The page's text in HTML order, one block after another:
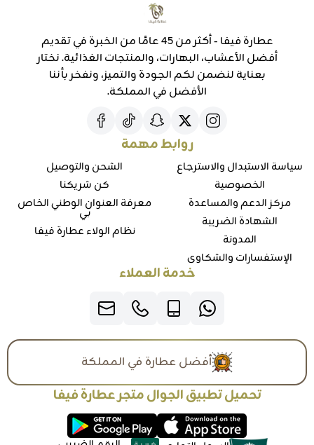
عطارة فيفا - أكثر من 45 عامًا من الخبرة في تقديم
أفضل الأعشاب، البهارات، والمنتجات الغذائية. نختار
بعناية لنضمن لكم الجودة والتميز، ونفخر بأننا
الأفضل في المملكة.
روابط مهمة
سياسة الاستبدال والاسترجاع
الخصوصية
مركز الدعم والمساعدة
الشهادة الضريبة
المدونة
الإستفسارات والشكاوي
الشحن والتوصيل
كن شريكنا
معرفة العنوان الوطني الخاص
بي
نظام الولاء عطارة فيفا
خدمة العملاء
أفضل عطارة في المملكة
تحميل تطبيق الجوال متجر عطارة فيفا